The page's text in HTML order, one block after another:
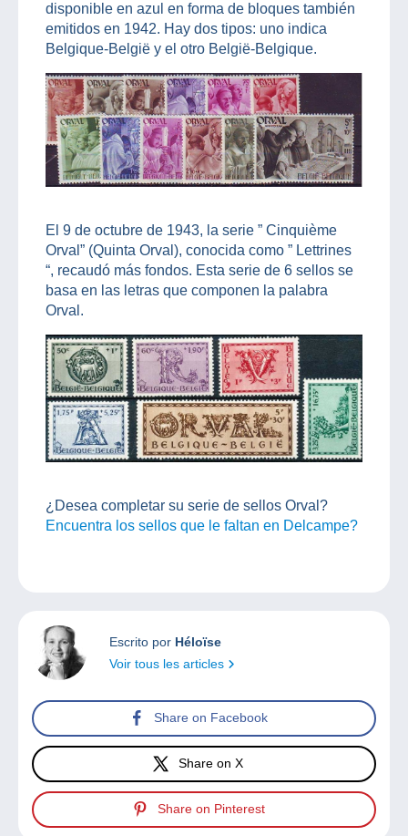
disponible en azul en forma de bloques también
emitidos en 1942. Hay dos tipos: uno indica
Belgique-België y el otro België-Belgique.
El 9 de octubre de 1943, la serie ” Cinquième
Orval” (Quinta Orval), conocida como ” Lettrines
“, recaudó más fondos. Esta serie de 6 sellos se
basa en las letras que componen la palabra
Orval.
¿Desea completar su serie de sellos Orval?
Encuentra los sellos que le faltan en Delcampe?
Escrito por Héloïse
Voir tous les articles
Share on Facebook
Share on X
Share on Pinterest